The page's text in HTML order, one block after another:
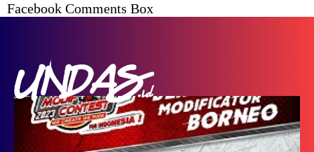
Facebook Comments Box